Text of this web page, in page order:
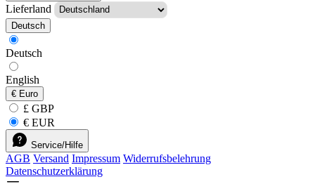
Lieferland
Deutsch
Deutsch
English
€ Euro
£ GBP
€ EUR
Service/Hilfe
AGB Versand Impressum Widerrufsbelehrung
Datenschutzerklärung